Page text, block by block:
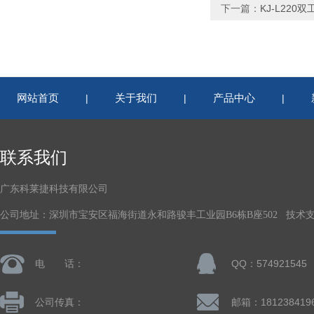
下一篇： KJ-L220双
网站首页 | 关于我们 | 产品中心 |
联系我们
广东科莱捷科技有限公司
公司地址：深圳市宝安区福海街道永和路骏丰工业园B6栋B座502 技术
电 话： QQ：574921545
公司传真：